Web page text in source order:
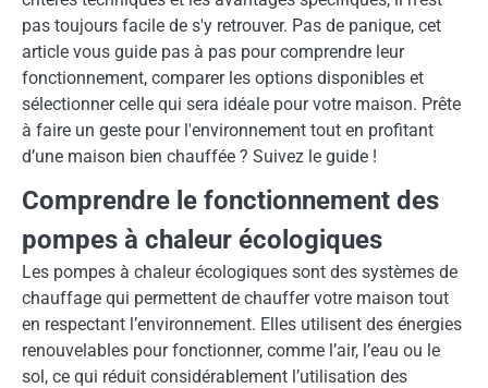
pas toujours facile de s'y retrouver. Pas de panique, cet
article vous guide pas à pas pour comprendre leur
fonctionnement, comparer les options disponibles et
sélectionner celle qui sera idéale pour votre maison. Prête
à faire un geste pour l'environnement tout en profitant
d’une maison bien chauffée ? Suivez le guide !
Comprendre le fonctionnement des
pompes à chaleur écologiques
Les pompes à chaleur écologiques sont des systèmes de
chauffage qui permettent de chauffer votre maison tout
en respectant l’environnement. Elles utilisent des énergies
renouvelables pour fonctionner, comme l’air, l’eau ou le
sol, ce qui réduit considérablement l’utilisation des